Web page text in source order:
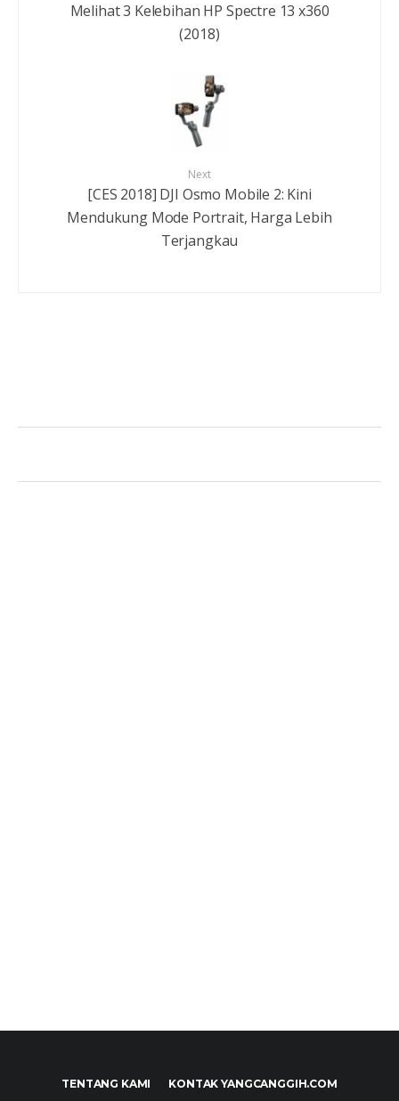
Melihat 3 Kelebihan HP Spectre 13 x360
(2018)
Next
[CES 2018] DJI Osmo Mobile 2: Kini
Mendukung Mode Portrait, Harga Lebih
Terjangkau
TENTANG KAMI KONTAK YANGCANGGIH.COM